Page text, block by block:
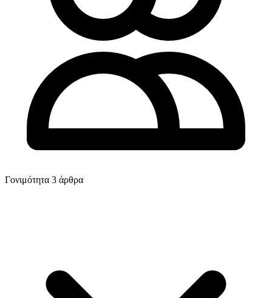
Γονιμότητα 3 άρθρα